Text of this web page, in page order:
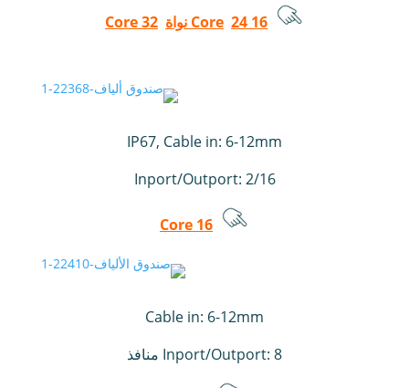
16 Core 24 نواة 32 Core
IP67, Cable in: 6-12mm
Inport/Outport: 2/16
16 Core
Cable in: 6-12mm
Inport/Outport: 8 منافذ